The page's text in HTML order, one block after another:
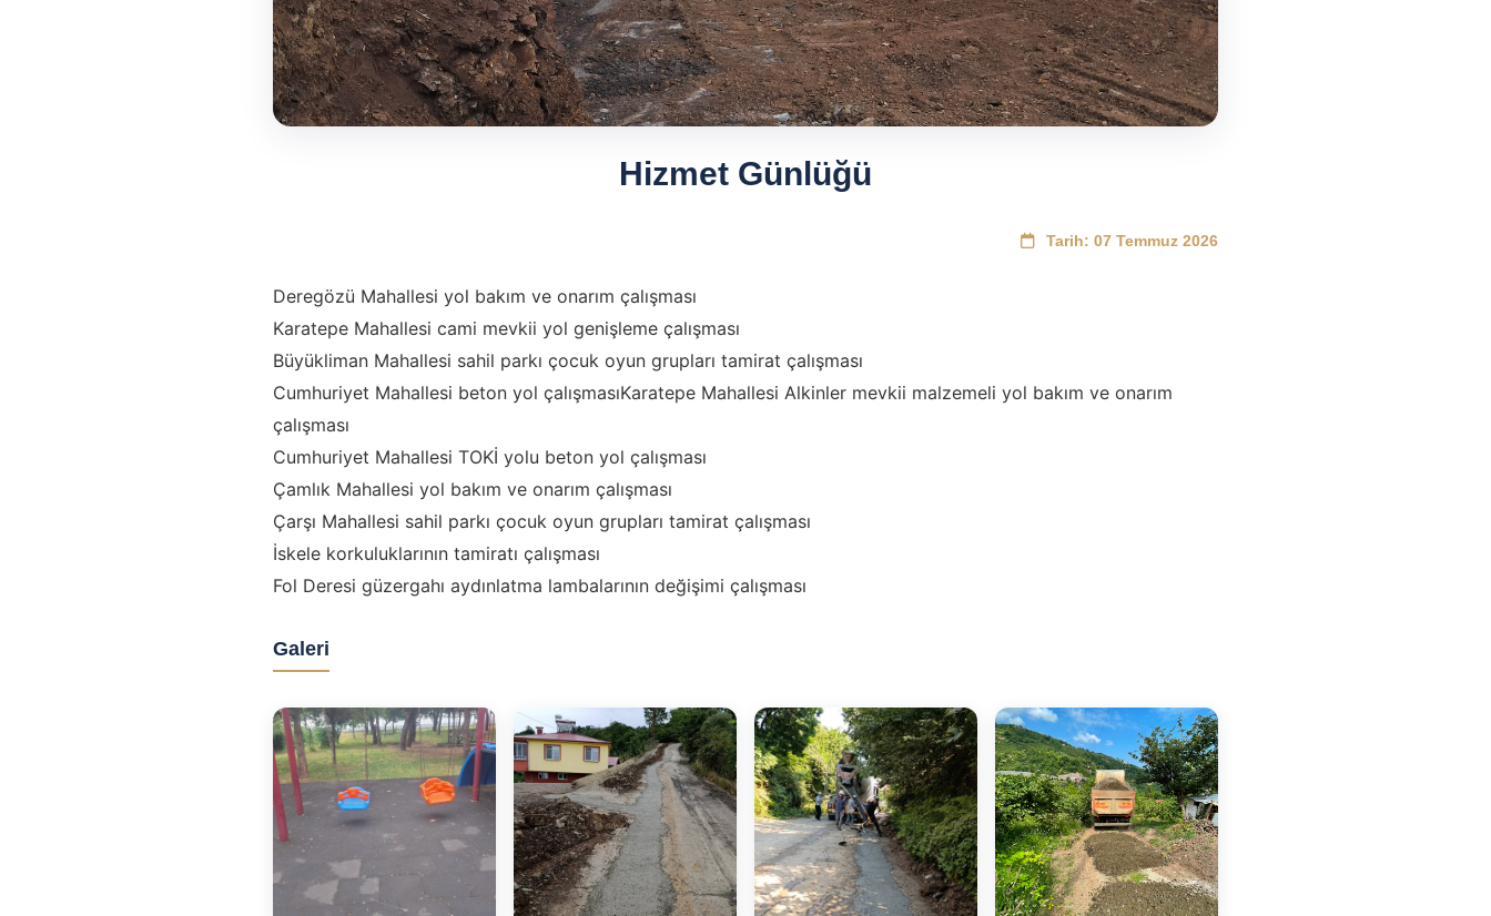
Hizmet Günlüğü
Tarih: 07 Temmuz 2026
Deregözü Mahallesi yol bakım ve onarım çalışması
Karatepe Mahallesi cami mevkii yol genişleme çalışması
Büyükliman Mahallesi sahil parkı çocuk oyun grupları tamirat çalışması
Cumhuriyet Mahallesi beton yol çalışmasıKaratepe Mahallesi Alkinler mevkii malzemeli yol bakım ve onarım
çalışması
Cumhuriyet Mahallesi TOKİ yolu beton yol çalışması
Çamlık Mahallesi yol bakım ve onarım çalışması
Çarşı Mahallesi sahil parkı çocuk oyun grupları tamirat çalışması
İskele korkuluklarının tamiratı çalışması
Fol Deresi güzergahı aydınlatma lambalarının değişimi çalışması
Galeri